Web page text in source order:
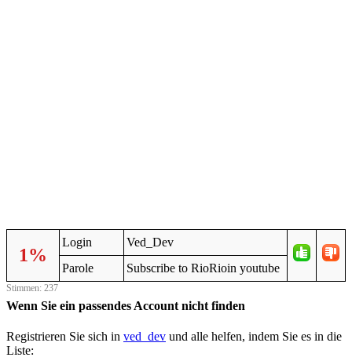
1%
Login
Ved_Dev
Parole
Subscribe to RioRioin youtube
Stimmen: 237
Wenn Sie ein passendes Account nicht finden
Registrieren Sie sich in ved_dev und alle helfen, indem Sie es in die
Liste: